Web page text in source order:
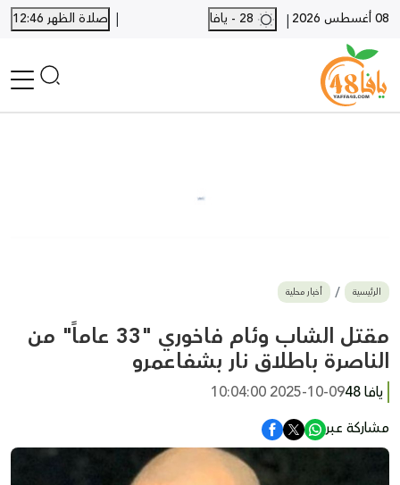
08 أغسطس 2026 |
| صلاة الظهر 12:46
بيع وشراء
أخبار القدس
وفيات
المزيد
ارسل خبر
الرئيسية أخبار محلية
مقتل الشاب وئام فاخوري "33 عاماً" من
الناصرة باطلاق نار بشفاعمرو
يافا 48
2025-10-09 10:04:00
مشاركة عبر